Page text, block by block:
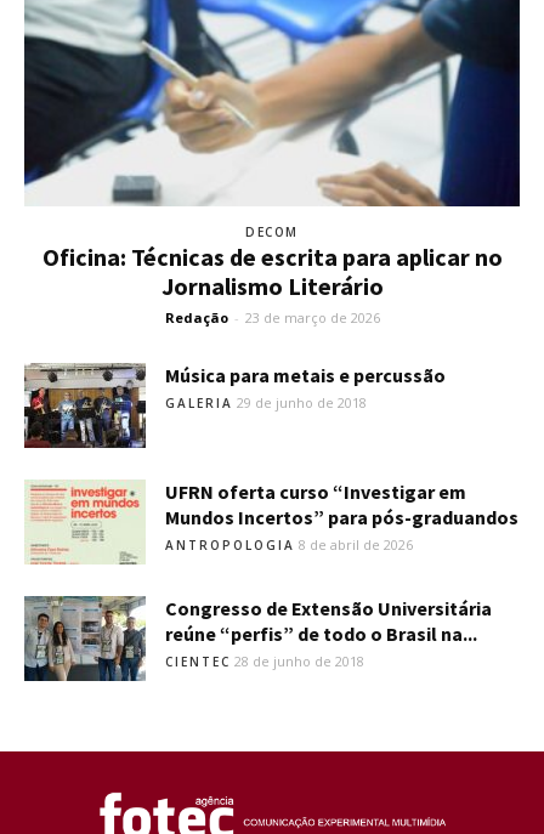
DECOM
Oficina: Técnicas de escrita para aplicar no
Jornalismo Literário
Redação - 23 de março de 2026
Música para metais e percussão
GALERIA 29 de junho de 2018
UFRN oferta curso “Investigar em
Mundos Incertos” para pós-graduandos
ANTROPOLOGIA 8 de abril de 2026
Congresso de Extensão Universitária
reúne “perfis” de todo o Brasil na...
CIENTEC 28 de junho de 2018